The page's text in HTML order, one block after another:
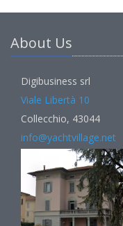
About Us
Digibusiness srl
Viale Libertà 10
Collecchio, 43044
info@yachtvillage.net